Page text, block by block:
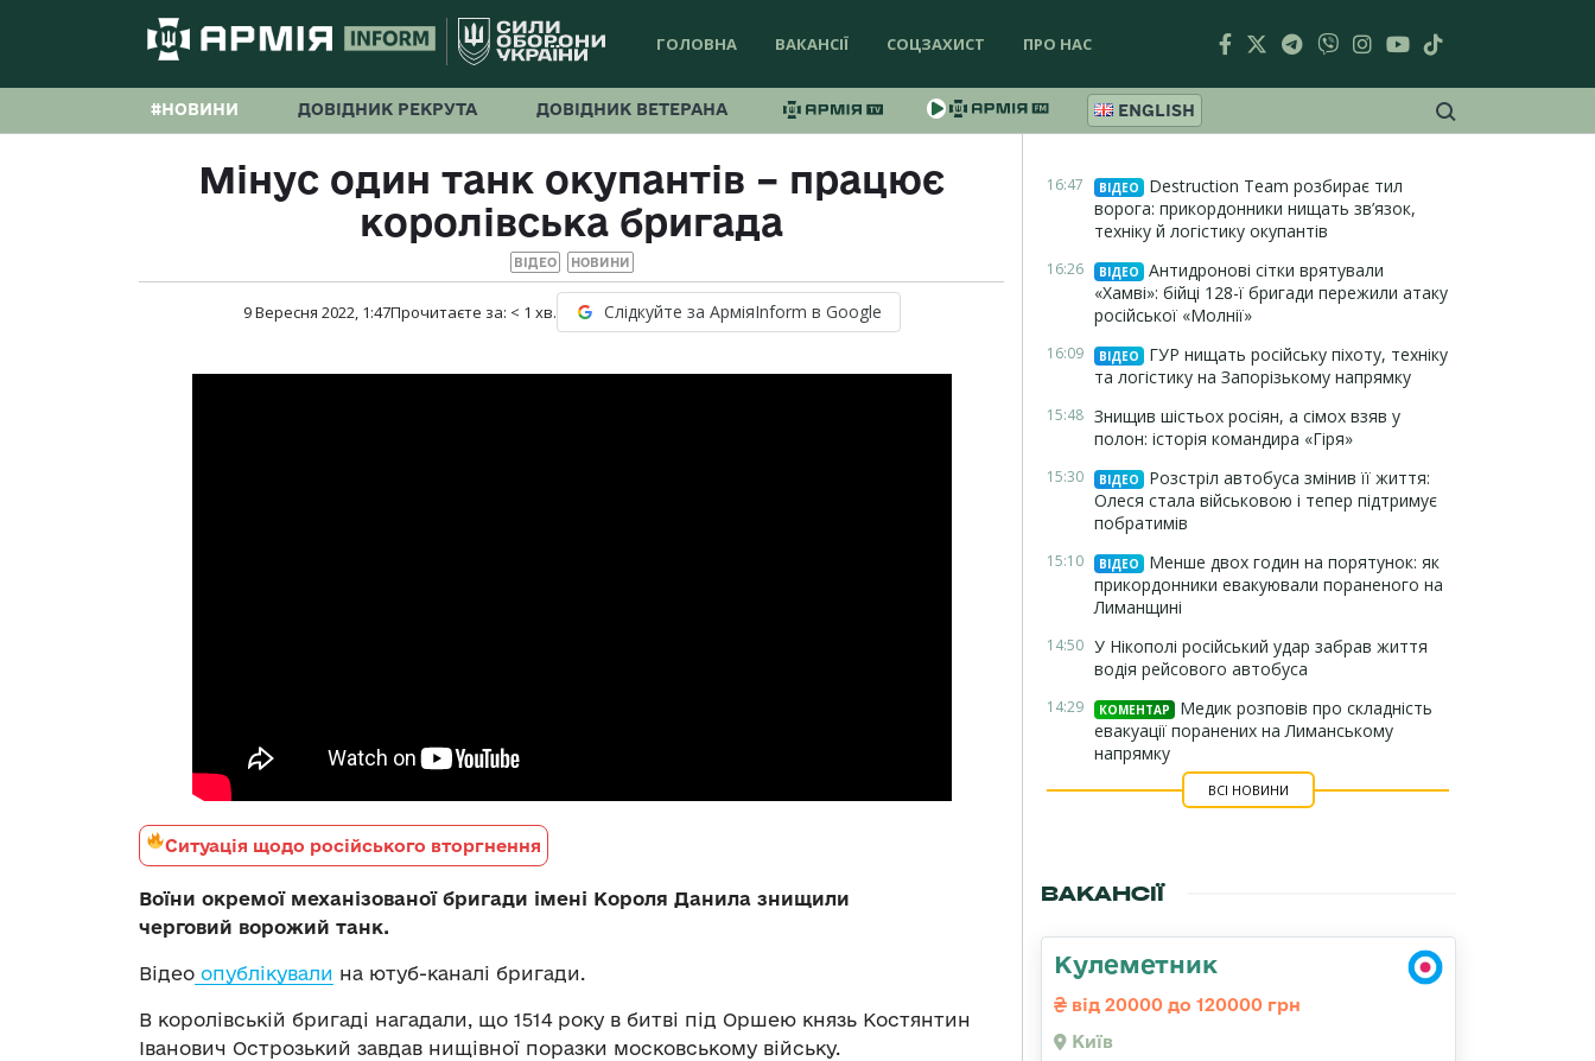
ГОЛОВНА ВАКАНСІЇ СОЦЗАХИСТ ПРО НАС
#НОВИНИ ДОВІДНИК РЕКРУТА ДОВІДНИК ВЕТЕРАНА ENGLISH
Мінус один танк окупантів – працює
королівська бригада
ВІДЕО НОВИНИ
9 Вересня 2022, 1:47Прочитаєте за: < 1 хв. Слідкуйте за АрміяInform в Google
Ситуація щодо російського вторгнення
Воїни окремої механізованої бригади імені Короля Данила знищили
черговий ворожий танк.
Відео опублікували на ютуб-каналі бригади.
В королівській бригаді нагадали, що 1514 року в битві під Оршею князь Костянтин
Іванович Острозький завдав нищівної поразки московському війську.
16:47 ВІДЕО
Destruction Team розбирає тил
ворога: прикордонники нищать зв’язок,
техніку й логістику окупантів
16:26 ВІДЕО
Антидронові сітки врятували
«Хамві»: бійці 128-ї бригади пережили атаку
російської «Молнії»
16:09 ВІДЕО
ГУР нищать російську піхоту, техніку
та логістику на Запорізькому напрямку
15:48 Знищив шістьох росіян, а сімох взяв у
полон: історія командира «Гіря»
15:30 ВІДЕО
Розстріл автобуса змінив її життя:
Олеся стала військовою і тепер підтримує
побратимів
15:10 ВІДЕО
Менше двох годин на порятунок: як
прикордонники евакуювали пораненого на
Лиманщині
14:50 У Нікополі російський удар забрав життя
водія рейсового автобуса
14:29 КОМЕНТАР
Медик розповів про складність
евакуації поранених на Лиманському
напрямку
ВСІ НОВИНИ
ВАКАНСІЇ
Кулеметник
від 20000 до 120000 грн
Київ